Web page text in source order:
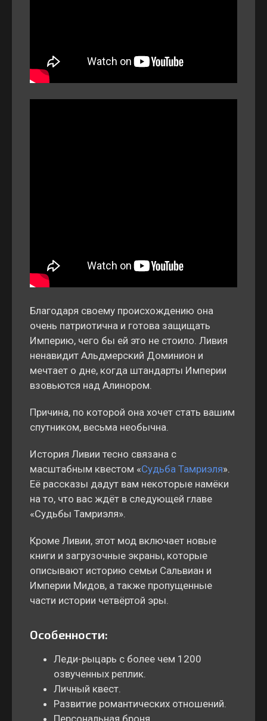
Благодаря своему происхождению она
очень патриотична и готова защищать
Империю, чего бы ей это не стоило. Ливия
ненавидит Альдмерский Доминион и
мечтает о дне, когда штандарты Империи
взовьются над Алинором.
Причина, по которой она хочет стать вашим
спутником, весьма необычна.
История Ливии тесно связана с
масштабным квестом «Судьба Тамриэля».
Её рассказы дадут вам некоторые намёки
на то, что вас ждёт в следующей главе
«Судьбы Тамриэля».
Кроме Ливии, этот мод включает новые
книги и загрузочные экраны, которые
описывают историю семьи Сальвиан и
Империи Мидов, а также пропущенные
части истории четвёртой эры.
Особенности:
Леди-рыцарь с более чем 1200
озвученных реплик.
Личный квест.
Развитие романтических отношений.
Персональная броня.